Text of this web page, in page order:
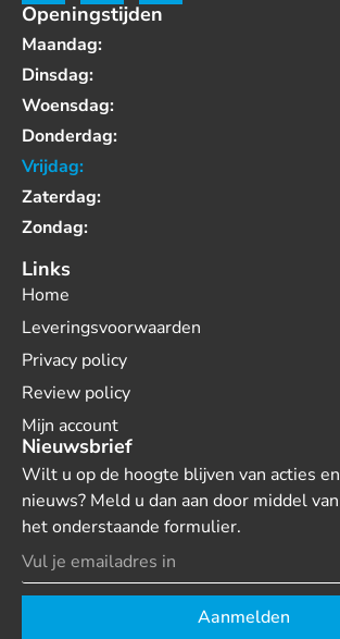
Openingstijden
Maandag:
Dinsdag:
Woensdag:
Donderdag:
Vrijdag:
Zaterdag:
Zondag:
Links
Home
Leveringsvoorwaarden
Privacy policy
Review policy
Mijn account
Nieuwsbrief
Wilt u op de hoogte blijven van acties en
nieuws? Meld u dan aan door middel van
het onderstaande formulier.
Aanmelden